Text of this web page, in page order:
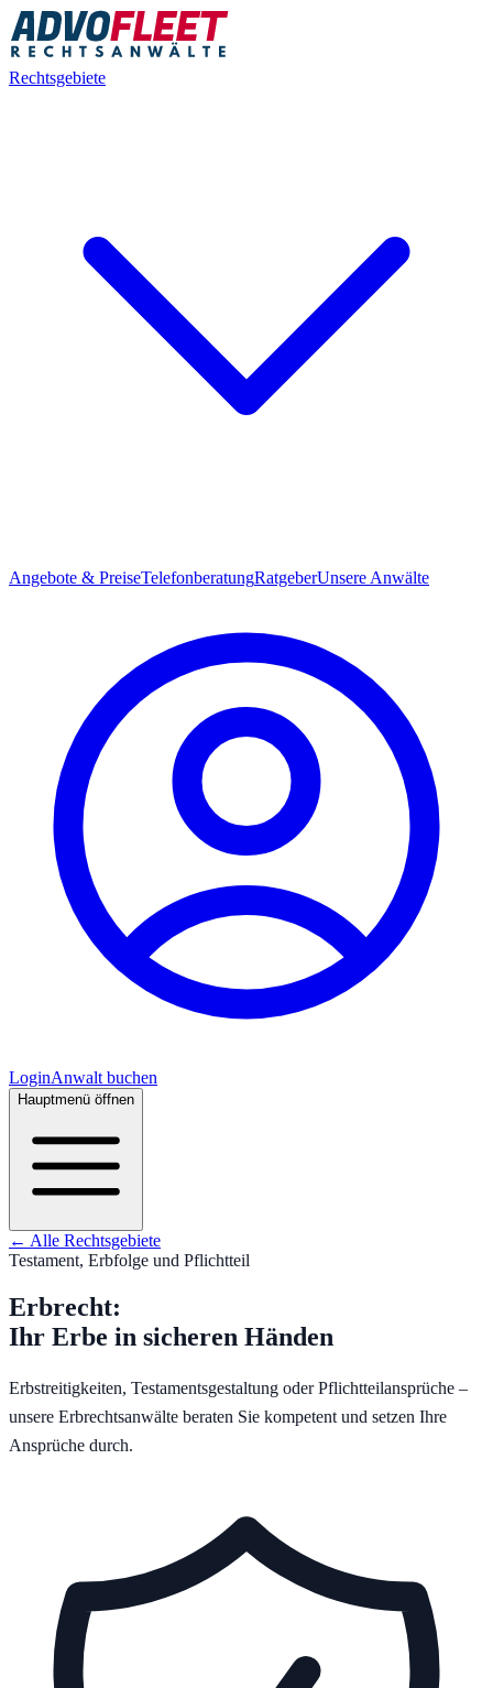
Rechtsgebiete
Angebote & PreiseTelefonberatungRatgeberUnsere Anwälte
LoginAnwalt buchen
Hauptmenü öffnen
← Alle Rechtsgebiete
Testament, Erbfolge und Pflichtteil
Erbrecht:
Ihr Erbe in sicheren Händen
Erbstreitigkeiten, Testamentsgestaltung oder Pflichtteilansprüche –
unsere Erbrechtsanwälte beraten Sie kompetent und setzen Ihre
Ansprüche durch.